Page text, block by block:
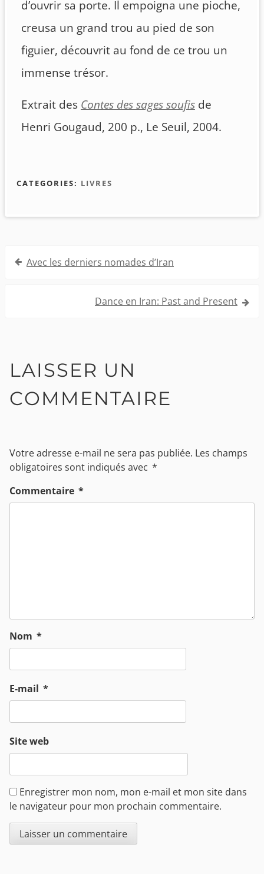
d’ouvrir sa porte. Il empoigna une pioche,
creusa un grand trou au pied de son
figuier, découvrit au fond de ce trou un
immense trésor.
Extrait des Contes des sages soufis de
Henri Gougaud, 200 p., Le Seuil, 2004.
CATEGORIES: LIVRES
Navigation
Avec les derniers nomades d’Iran
Dance en Iran: Past and Present
LAISSER UN
COMMENTAIRE
Votre adresse e-mail ne sera pas publiée. Les champs
obligatoires sont indiqués avec *
Commentaire *
Nom *
E-mail *
Site web
Enregistrer mon nom, mon e-mail et mon site dans
le navigateur pour mon prochain commentaire.